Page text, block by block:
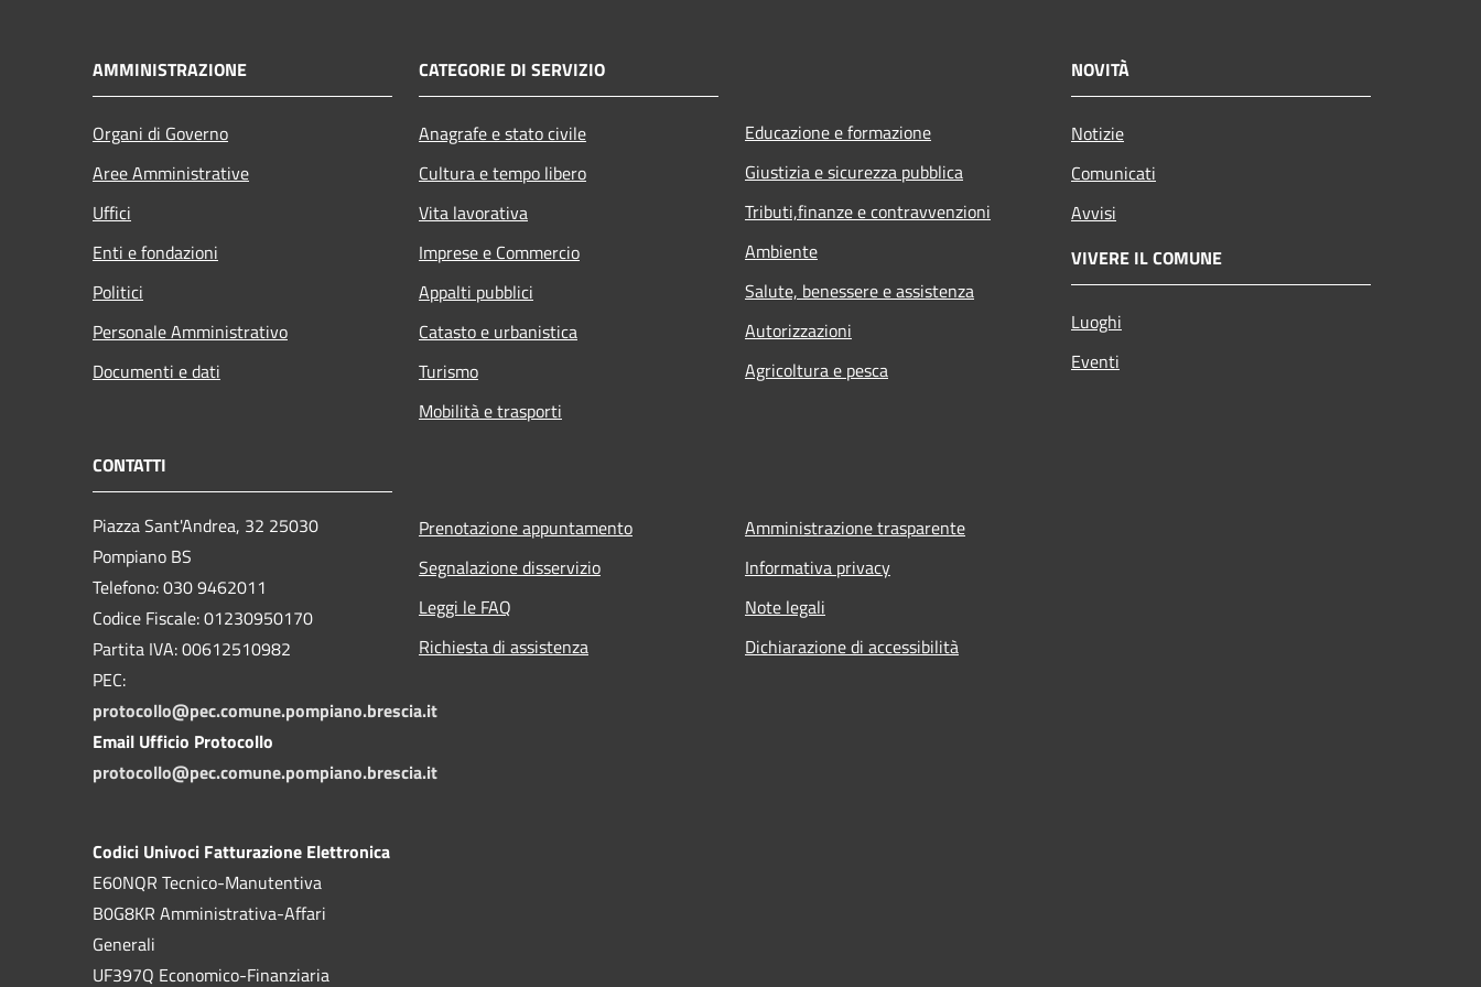
AMMINISTRAZIONE
Organi di Governo
Aree Amministrative
Uffici
Enti e fondazioni
Politici
Personale Amministrativo
Documenti e dati
CATEGORIE DI SERVIZIO
Anagrafe e stato civile
Cultura e tempo libero
Vita lavorativa
Imprese e Commercio
Appalti pubblici
Catasto e urbanistica
Turismo
Mobilità e trasporti
Educazione e formazione
Giustizia e sicurezza pubblica
Tributi,finanze e contravvenzioni
Ambiente
Salute, benessere e assistenza
Autorizzazioni
Agricoltura e pesca
NOVITÀ
Notizie
Comunicati
Avvisi
VIVERE IL COMUNE
Luoghi
Eventi
CONTATTI
Piazza Sant'Andrea, 32 25030
Pompiano BS
Telefono: 030 9462011
Codice Fiscale: 01230950170
Partita IVA: 00612510982
PEC:
protocollo@pec.comune.pompiano.brescia.it
Email Ufficio Protocollo
protocollo@pec.comune.pompiano.brescia.it
Codici Univoci Fatturazione Elettronica
E60NQR Tecnico-Manutentiva
B0G8KR Amministrativa-Affari
Generali
UF397Q Economico-Finanziaria
Prenotazione appuntamento
Segnalazione disservizio
Leggi le FAQ
Richiesta di assistenza
Amministrazione trasparente
Informativa privacy
Note legali
Dichiarazione di accessibilità